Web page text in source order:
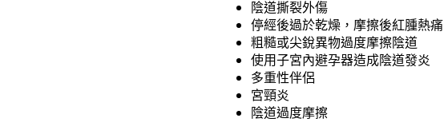
陰道撕裂外傷
停經後過於乾燥，摩擦後紅腫熱痛
粗糙或尖銳異物過度摩擦陰道
使用子宮內避孕器造成陰道發炎
多重性伴侶
宮頸炎
陰道過度摩擦